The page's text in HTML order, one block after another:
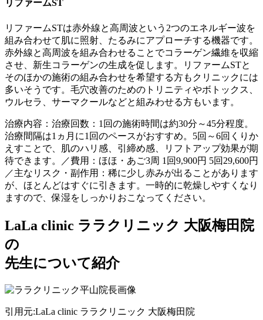
リファームST
リファームSTは赤外線と高周波という2つのエネルギー波を
組み合わせて肌に照射、たるみにアプローチする機器です。
赤外線と高周波を組み合わせることでコラーゲン繊維を収縮
させ、新生コラーゲンの生成を促します。
リファームSTと
そのほかの施術の組み合わせを希望する方もクリニックには
多いそうです。毛穴改善のためのトリニティやボトックス、
ウルセラ、サーマクールなどと組みわせる方もいます。
治療内容：治療回数：1回の施術時間は約30分～45分程度。
治療間隔は1ヵ月に1回のペースがおすすめ。5回～6回くりか
えすことで、肌のハリ感、引締め感、リフトアップ効果が期
待できます。／費用：ほほ・あご3周 1回9,900円 5回29,600円
／主なリスク・副作用：稀に少し赤みが出ることがあります
が、ほとんどはすぐに引きます。一時的に乾燥しやすくなり
ますので、保湿をしっかりおこなってください。
LaLa clinic ララクリニック 大阪梅田院
の
先生について紹介
引用元:LaLa clinic ララクリニック 大阪梅田院